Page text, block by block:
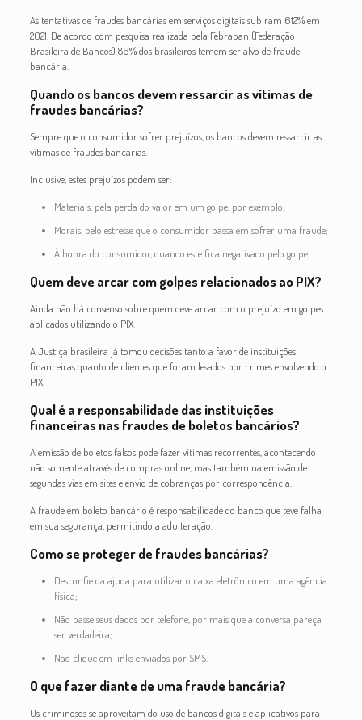
As tentativas de fraudes bancárias em serviços digitais subiram 612% em
2021. De acordo com pesquisa realizada pela Febraban (Federação
Brasileira de Bancos) 86% dos brasileiros temem ser alvo de fraude
bancária.
Quando os bancos devem ressarcir as vítimas de
fraudes bancárias?
Sempre que o consumidor sofrer prejuízos, os bancos devem ressarcir as
vítimas de fraudes bancárias.
Inclusive, estes prejuízos podem ser:
Materiais, pela perda do valor em um golpe, por exemplo;
Morais, pelo estresse que o consumidor passa em sofrer uma fraude;
À honra do consumidor, quando este fica negativado pelo golpe.
Quem deve arcar com golpes relacionados ao PIX?
Ainda não há consenso sobre quem deve arcar com o prejuízo em golpes
aplicados utilizando o PIX.
A Justiça brasileira já tomou decisões tanto a favor de instituições
financeiras quanto de clientes que foram lesados por crimes envolvendo o
PIX.
Qual é a responsabilidade das instituições
financeiras nas fraudes de boletos bancários?
A emissão de boletos falsos pode fazer vítimas recorrentes, acontecendo
não somente através de compras online, mas também na emissão de
segundas vias em sites e envio de cobranças por correspondência.
A fraude em boleto bancário é responsabilidade do banco que teve falha
em sua segurança, permitindo a adulteração.
Como se proteger de fraudes bancárias?
Desconfie da ajuda para utilizar o caixa eletrônico em uma agência
física;
Não passe seus dados por telefone, por mais que a conversa pareça
ser verdadeira;
Não clique em links enviados por SMS.
O que fazer diante de uma fraude bancária?
Os criminosos se aproveitam do uso de bancos digitais e aplicativos para